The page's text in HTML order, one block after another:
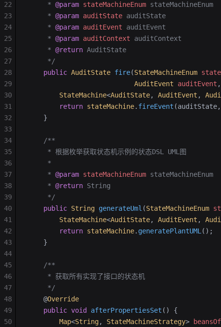
     *
@param stateMachineEnum stateMachineEnum
     *
@param auditState auditState
     *
@param auditEvent auditEvent
     *
@param auditContext auditContext
     *
@return AuditState
     */
    public
AuditState fire(StateMachineEnum
                           AuditEvent
auditEvent
        StateMachine
<AuditState, AuditEvent ,
        return
stateMachine. fireEvent
    }
    /**
     * 根据枚举获取状态机示例的状态DSL UML图
     *
     *
@param stateMachineEnum stateMachineEnum
     *
@return String
     */
    public
String generateUml (StateMachineEnum
        StateMachine
<AuditState, AuditEvent ,
        return
stateMachine. generatePlantUML();
    }
    /**
     * 获取所有实现了接口的状态机
     */
    @
Override
    public
void afterPropertiesSet ()
{
        Map
<String, StateMachineStrategy>
22
23
24
25
26
27
28
29
30
31
32
33
34
35
36
37
38
39
40
41
42
43
44
45
46
47
48
49
50